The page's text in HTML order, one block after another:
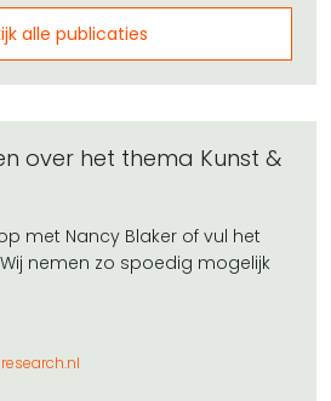
alle publicaties
over het thema Kunst &
met Nancy Blaker of vul het
nemen zo spoedig mogelijk